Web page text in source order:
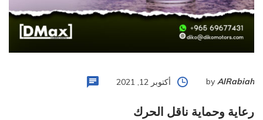
by AlRabiah أكتوبر 12, 2021
رعاية وحماية ناقل الحرك